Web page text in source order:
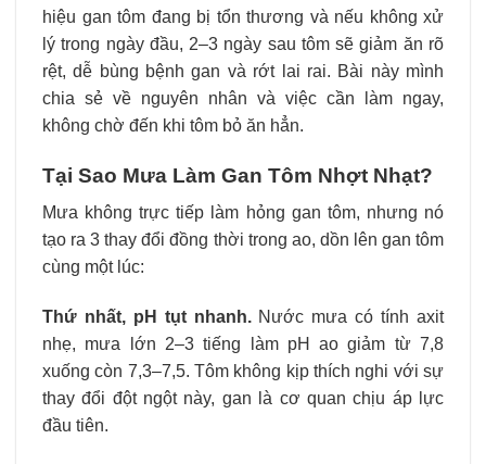
hiệu gan tôm đang bị tổn thương và nếu không xử
lý trong ngày đầu, 2–3 ngày sau tôm sẽ giảm ăn rõ
rệt, dễ bùng bệnh gan và rớt lai rai. Bài này mình
chia sẻ về nguyên nhân và việc cần làm ngay,
không chờ đến khi tôm bỏ ăn hẳn.
Tại Sao Mưa Làm Gan Tôm Nhợt Nhạt?
Mưa không trực tiếp làm hỏng gan tôm, nhưng nó
tạo ra 3 thay đổi đồng thời trong ao, dồn lên gan tôm
cùng một lúc:
Thứ nhất, pH tụt nhanh.Nước mưa có tính axit
nhẹ, mưa lớn 2–3 tiếng làm pH ao giảm từ 7,8
xuống còn 7,3–7,5. Tôm không kịp thích nghi với sự
thay đổi đột ngột này, gan là cơ quan chịu áp lực
đầu tiên.